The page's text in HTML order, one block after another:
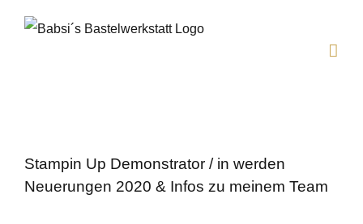
Stampin Up Demonstrator / in werden
Neuerungen 2020 & Infos zu meinem Team